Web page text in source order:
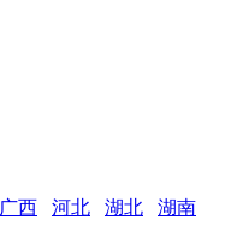
广西 河北 湖北
湖南